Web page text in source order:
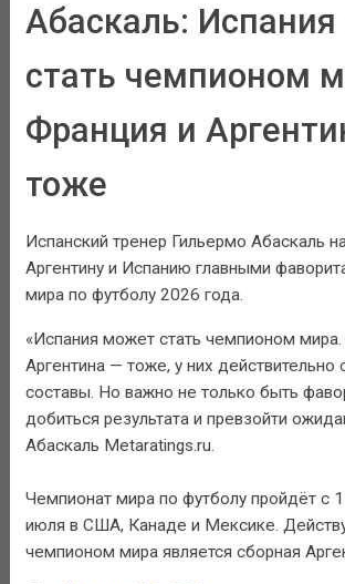
Абаскаль:
стать чемпионом
Франция и
тоже
Испанский тренер Гильермо Абаскаль
Аргентину и Испанию главными
мира по футболу 2026 года.
«Испания может стать чемпионом
Аргентина — тоже, у них действительно
составы. Но важно не только быть
добиться результата и превзойти
Абаскаль Metaratings.ru.
Чемпионат мира по футболу пройдёт с
июля в США, Канаде и Мексике.
чемпионом мира является сборная